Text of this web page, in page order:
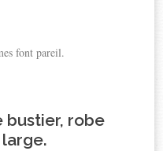
font pareil.
bustier, robe
.